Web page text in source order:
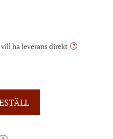
ha leverans direkt ?